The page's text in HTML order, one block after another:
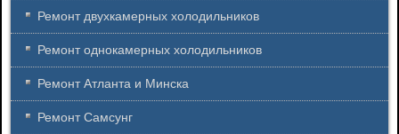
Ремонт двухкамерных холодильников
Ремонт однокамерных холодильников
Ремонт Атланта и Минска
Ремонт Самсунг